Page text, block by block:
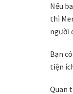
Nếu
thì
người
Bạn
tiện
Quan